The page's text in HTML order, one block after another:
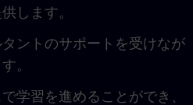
します。
ントのサポートを受けなが
。
学習を進めることができ、